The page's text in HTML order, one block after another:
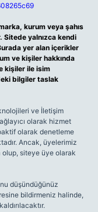
kurum veya şahıs
Sitede yalnızca kendi
yer alan içerikler
ve kişiler hakkında
kişiler ile isim
bilgiler taslak
ve İletişim
olarak hizmet
olarak denetleme
Ancak, üyelerimiz
olup, siteye üye olarak
düşündüğünüz
bildirmeniz halinde,